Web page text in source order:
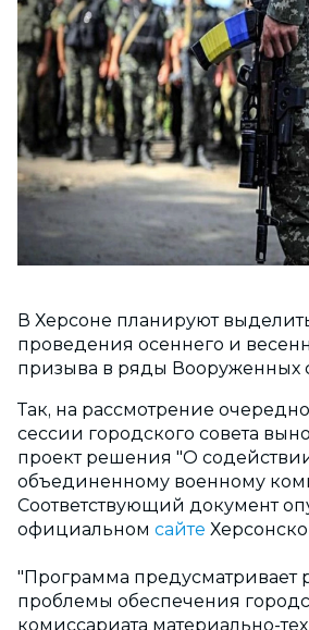
В Херсоне планируют
проведения осеннего и
призыва в ряды Вооруженных
Так, на рассмотрение
сессии городского совета
проект решения "О
объединенному военному
Соответствующий документ
официальном сайте
"Программа предусматривает
проблемы обеспечения
комиссариата материально-